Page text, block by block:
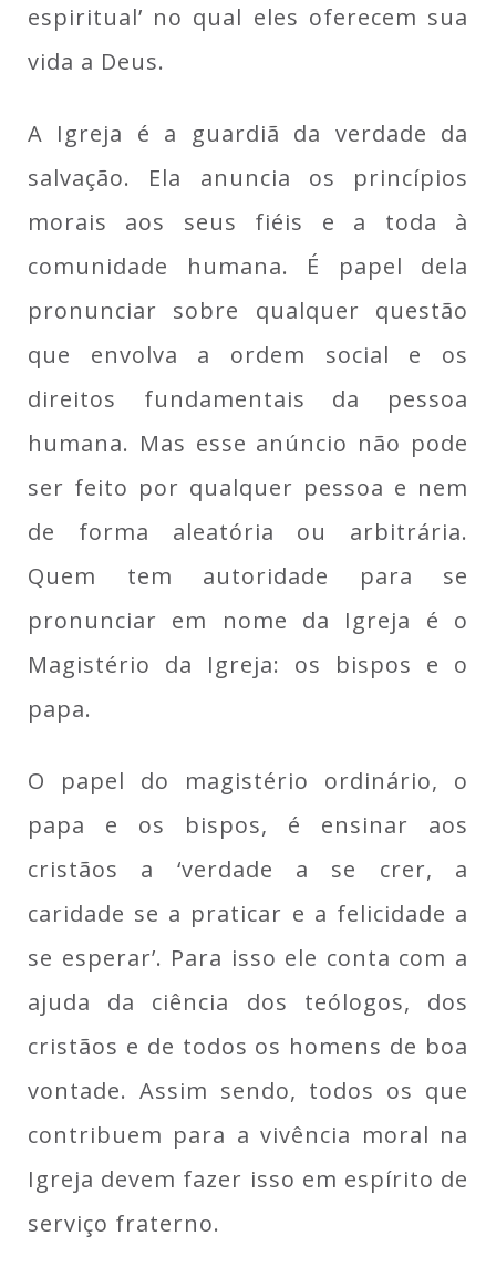
espiritual’ no qual eles oferecem sua
vida a Deus.
A Igreja é a guardiã da verdade da
salvação. Ela anuncia os princípios
morais aos seus fiéis e a toda à
comunidade humana. É papel dela
pronunciar sobre qualquer questão
que envolva a ordem social e os
direitos fundamentais da pessoa
humana. Mas esse anúncio não pode
ser feito por qualquer pessoa e nem
de forma aleatória ou arbitrária.
Quem tem autoridade para se
pronunciar em nome da Igreja é o
Magistério da Igreja: os bispos e o
papa.
O papel do magistério ordinário, o
papa e os bispos, é ensinar aos
cristãos a ‘verdade a se crer, a
caridade se a praticar e a felicidade a
se esperar’. Para isso ele conta com a
ajuda da ciência dos teólogos, dos
cristãos e de todos os homens de boa
vontade. Assim sendo, todos os que
contribuem para a vivência moral na
Igreja devem fazer isso em espírito de
serviço fraterno.